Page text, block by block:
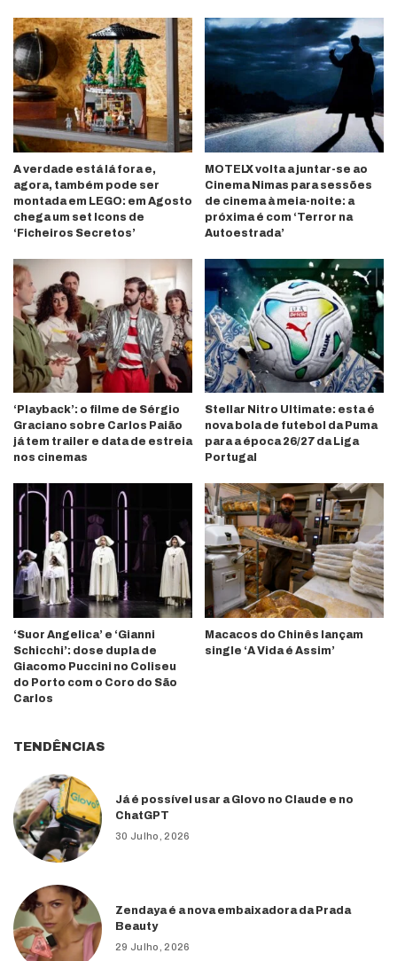
A verdade está lá fora e,
agora, também pode ser
montada em LEGO: em Agosto
chega um set Icons de
‘Ficheiros Secretos’
MOTELX volta a juntar-se ao
Cinema Nimas para sessões
de cinema à meia-noite: a
próxima é com ‘Terror na
Autoestrada’
‘Playback’: o filme de Sérgio
Graciano sobre Carlos Paião
já tem trailer e data de estreia
nos cinemas
Stellar Nitro Ultimate: esta é
nova bola de futebol da Puma
para a época 26/27 da Liga
Portugal
‘Suor Angelica’ e ‘Gianni
Schicchi’: dose dupla de
Giacomo Puccini no Coliseu
do Porto com o Coro do São
Carlos
Macacos do Chinês lançam
single ‘A Vida é Assim’
TENDÊNCIAS
Já é possível usar a Glovo no Claude e no
ChatGPT
30 Julho, 2026
Zendaya é a nova embaixadora da Prada
Beauty
29 Julho, 2026